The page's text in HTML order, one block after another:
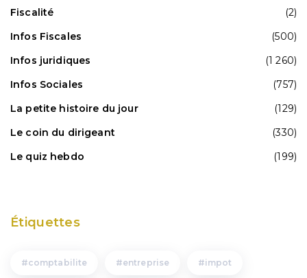
Fiscalité
(2)
Infos Fiscales
(500)
Infos juridiques
(1 260)
Infos Sociales
(757)
La petite histoire du jour
(129)
Le coin du dirigeant
(330)
Le quiz hebdo
(199)
Étiquettes
comptabilite entreprise impot